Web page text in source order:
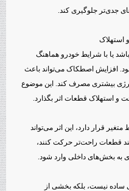
جدی‌تر جلوگیری کند.
استهلاک
یا با شرایط خودرو هماهنگ
افزایش اصطکاک می‌تواند باعث
بیشتری مصرف کند. این موضوع
قطعات اثر بگذارد.
قرار دارد، این اثر می‌تواند
قطعات راحت‌تر حرکت کنند،
به بخش‌های داخلی وارد شود.
ساده نیست، بلکه بخشی از